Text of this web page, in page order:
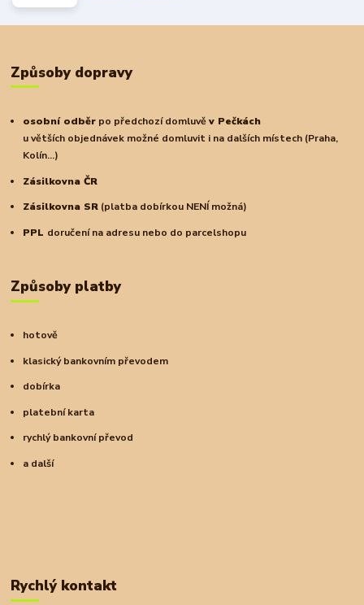
Způsoby dopravy
osobní odběr po předchozí domluvěv Pečkách
u větších objednávek možné domluvit i na dalších místech (Praha,
Kolín...)
Zásilkovna ČR
Zásilkovna SR (platba dobírkou NENÍ možná)
PPL doručení na adresu nebo do parcelshopu
Způsoby platby
hotově
klasický bankovním převodem
dobírka
platební karta
rychlý bankovní převod
a další
Rychlý kontakt